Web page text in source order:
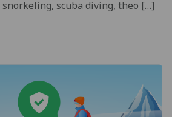
snorkeling, scuba diving, theo […]